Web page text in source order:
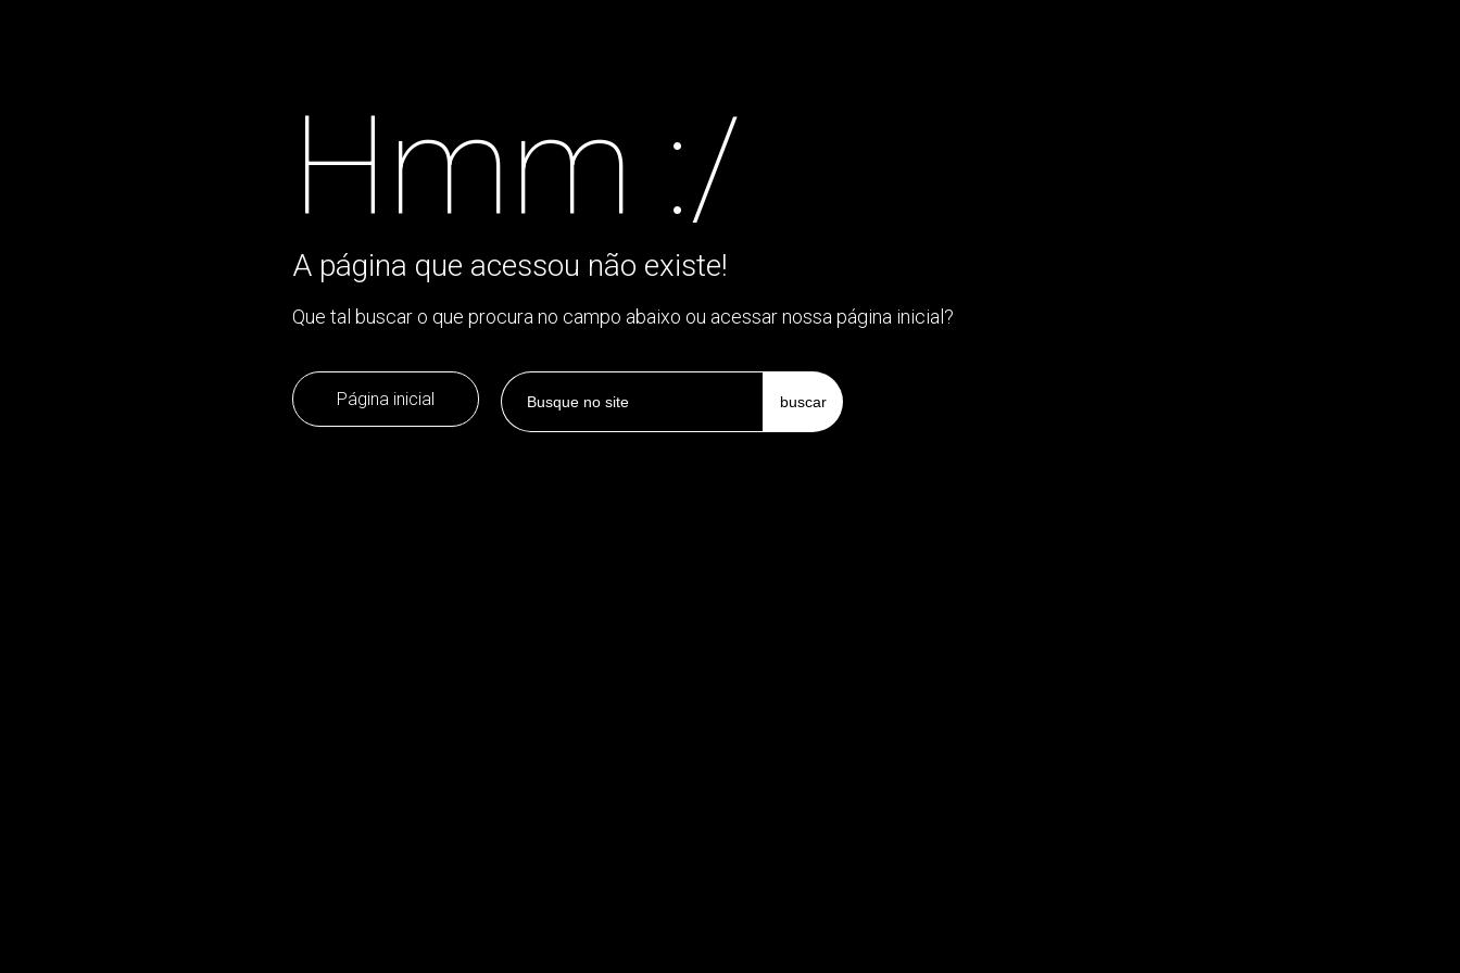
Hmm :/
A página que acessou não existe!
Que tal buscar o que procura no campo abaixo ou acessar nossa página inicial?
Página inicial